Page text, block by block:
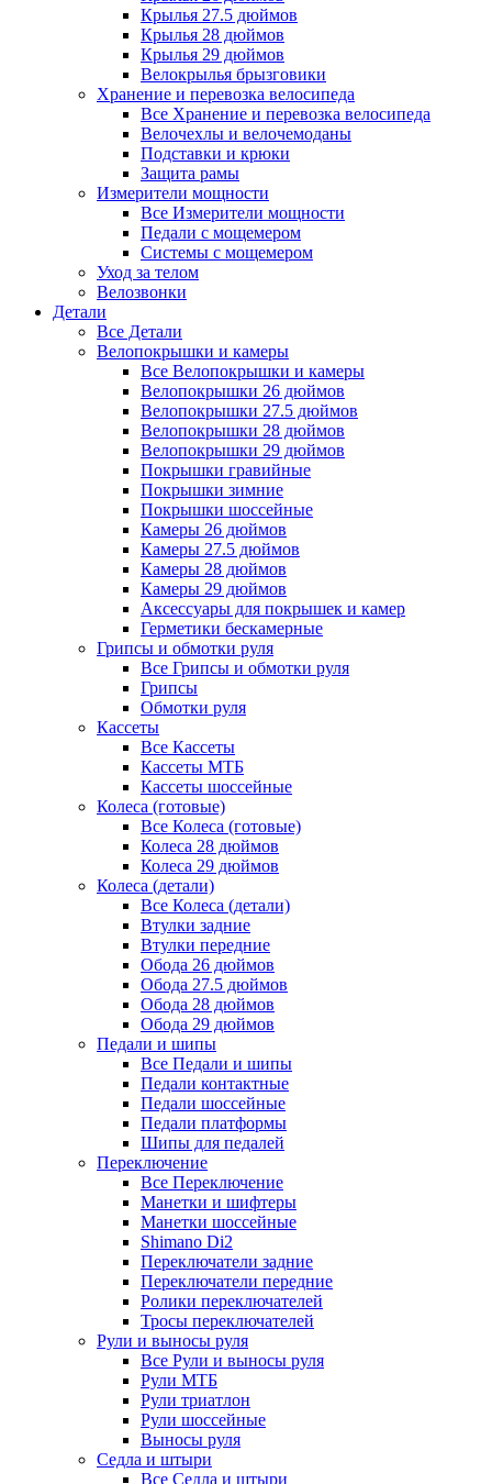
Крылья 27.5 дюймов
Крылья 28 дюймов
Крылья 29 дюймов
Велокрылья брызговики
Хранение и перевозка велосипеда
Все Хранение и перевозка велосипеда
Велочехлы и велочемоданы
Подставки и крюки
Защита рамы
Измерители мощности
Все Измерители мощности
Педали с мощемером
Системы с мощемером
Уход за телом
Велозвонки
Детали
Все Детали
Велопокрышки и камеры
Все Велопокрышки и камеры
Велопокрышки 26 дюймов
Велопокрышки 27.5 дюймов
Велопокрышки 28 дюймов
Велопокрышки 29 дюймов
Покрышки гравийные
Покрышки зимние
Покрышки шоссейные
Камеры 26 дюймов
Камеры 27.5 дюймов
Камеры 28 дюймов
Камеры 29 дюймов
Аксессуары для покрышек и камер
Герметики бескамерные
Грипсы и обмотки руля
Все Грипсы и обмотки руля
Грипсы
Обмотки руля
Кассеты
Все Кассеты
Кассеты МТБ
Кассеты шоссейные
Колеса (готовые)
Все Колеса (готовые)
Колеса 28 дюймов
Колеса 29 дюймов
Колеса (детали)
Все Колеса (детали)
Втулки задние
Втулки передние
Обода 26 дюймов
Обода 27.5 дюймов
Обода 28 дюймов
Обода 29 дюймов
Педали и шипы
Все Педали и шипы
Педали контактные
Педали шоссейные
Педали платформы
Шипы для педалей
Переключение
Все Переключение
Манетки и шифтеры
Манетки шоссейные
Shimano Di2
Переключатели задние
Переключатели передние
Ролики переключателей
Тросы переключателей
Рули и выносы руля
Все Рули и выносы руля
Рули МТБ
Рули триатлон
Рули шоссейные
Выносы руля
Седла и штыри
Все Седла и штыри